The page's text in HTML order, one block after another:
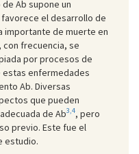
Ab supone un
el desarrollo de
importante de muerte en
con frecuencia, se
por procesos de
estas enfermedades
Ab. Diversas
que pueden
de Ab3,4, pero
previo. Este fue el
estudio.